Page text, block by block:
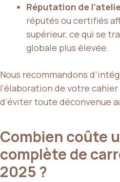
Réputation de
réputés ou certifiés
supérieur, ce qui se
globale plus élevée.
Nous recommandons
l’élaboration de votre
d’éviter toute déconvenue
Combien coûte
complète de
2025 ?